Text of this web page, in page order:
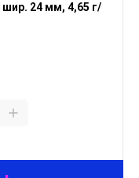
шир. 24 мм, 4,65 г/